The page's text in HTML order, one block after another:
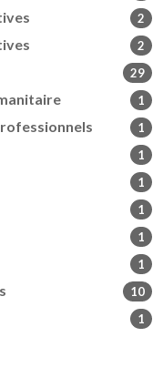
2
2
29
1
1
1
1
1
1
1
10
1